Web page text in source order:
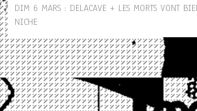
DIM 6 MARS : DELACAVE + LES MORTS VONT
NICHE